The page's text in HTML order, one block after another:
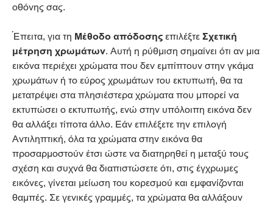
οθόνης σας.
Έπειτα, για τη Μέθοδο απόδοσηςεπιλέξτεΣχετική
μέτρηση χρωμάτων. Αυτή η ρύθμιση σημαίνει ότι αν μια
εικόνα περιέχει χρώματα που δεν εμπίπτουν στην γκάμα
χρωμάτων ή το εύρος χρωμάτων του εκτυπωτή, θα τα
μετατρέψει στα πλησιέστερα χρώματα που μπορεί να
εκτυπώσει ο εκτυπωτής, ενώ στην υπόλοιπη εικόνα δεν
θα αλλάξει τίποτα άλλο. Εάν επιλέξετε την επιλογή
Αντιληπτική, όλα τα χρώματα στην εικόνα θα
προσαρμοστούν έτσι ώστε να διατηρηθεί η μεταξύ τους
σχέση και συχνά θα διαπιστώσετε ότι, στις έγχρωμες
εικόνες, γίνεται μείωση του κορεσμού και εμφανίζονται
θαμπές. Σε γενικές γραμμές, τα χρώματα θα αλλάξουν